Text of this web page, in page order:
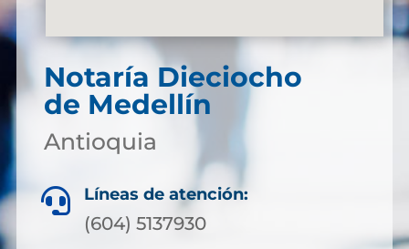
Notaría Dieciocho
de Medellín
Antioquia
 Líneas de atención:
(604) 5137930